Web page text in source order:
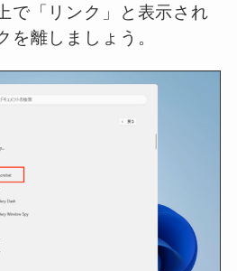
で「リンク」と表示され
を離しましょう。